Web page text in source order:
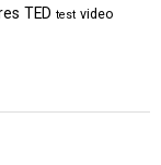
TED test video